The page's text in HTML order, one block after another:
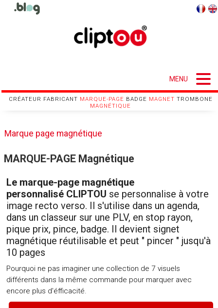
MENU
Accueil
Cliptou
Utilisations
Cliptou NFC
Tarifs / Boutique
Gabarits
Références
Mouton à 5 pattes
Contact
CGV
CRÉATEUR FABRICANT MARQUE-PAGE BADGE MAGNET TROMBONE
MAGNÉTIQUE
Marque page magnétique
MARQUE-PAGE Magnétique
Le marque-page magnétique
personnalisé CLIPTOU se personnalise à votre
image recto verso. Il s'utilise dans un agenda,
dans un classeur sur une PLV, en stop rayon,
pique prix, pince, badge. Il devient signet
magnétique réutilisable et peut " pincer " jusqu'à
10 pages
Pourquoi ne pas imaginer une collection de 7 visuels
différents dans la même commande pour marquer avec
encore plus d'éfficacité.